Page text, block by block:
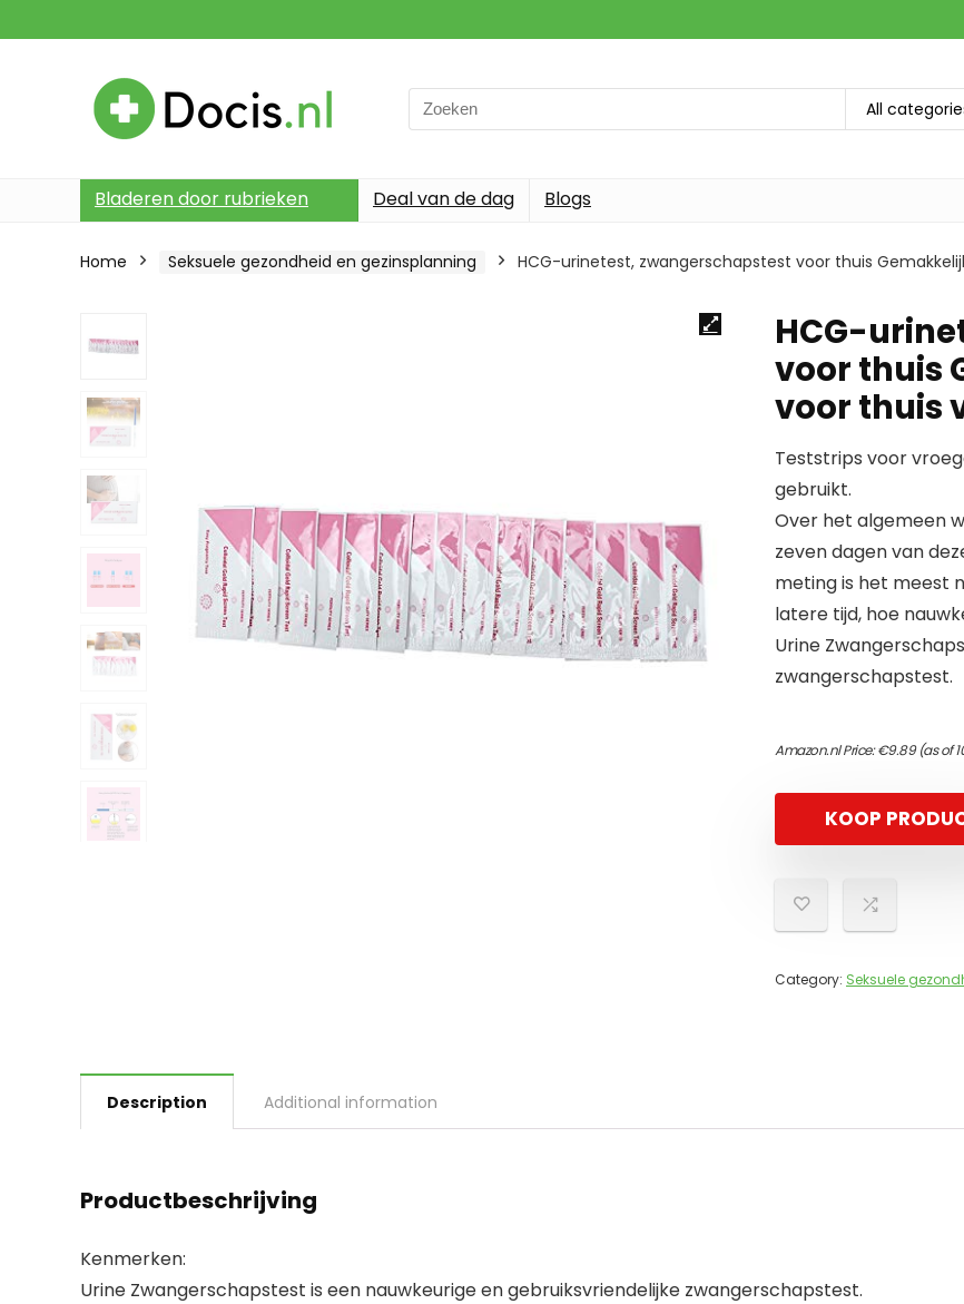
Search
for:
All
Bladeren door rubrieken Deal van de dag Blogs
Home Seksuele gezondheid en gezinsplanning HCG-urinetest, zwangerschapstest voor thuis
HCG-
voor thuis
voor thuis
Teststrips voor
gebruikt.
Over het algemeen
zeven dagen van
meting is het meest
latere tijd, hoe
Urine
zwangerschapstest.
Amazon.nl Price:€9.89(as of
KOOP
Category: Seksuele
Description Additional information
Productbeschrijving
Kenmerken:
Urine Zwangerschapstest is een nauwkeurige en gebruiksvriendelijke zwangerschapstest.